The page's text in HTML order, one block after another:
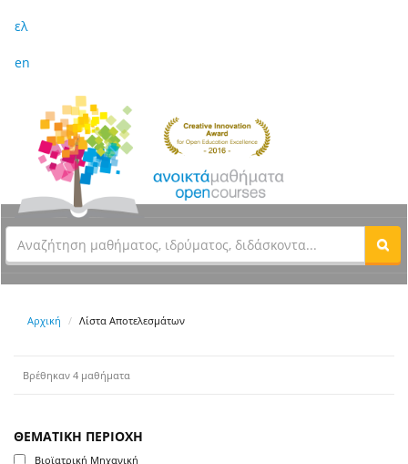
ελ
en
Αρχική Λίστα Αποτελεσμάτων
Βρέθηκαν 4 μαθήματα
ΘΕΜΑΤΙΚΗ ΠΕΡΙΟΧΗ
Βιοϊατρική Μηχανική